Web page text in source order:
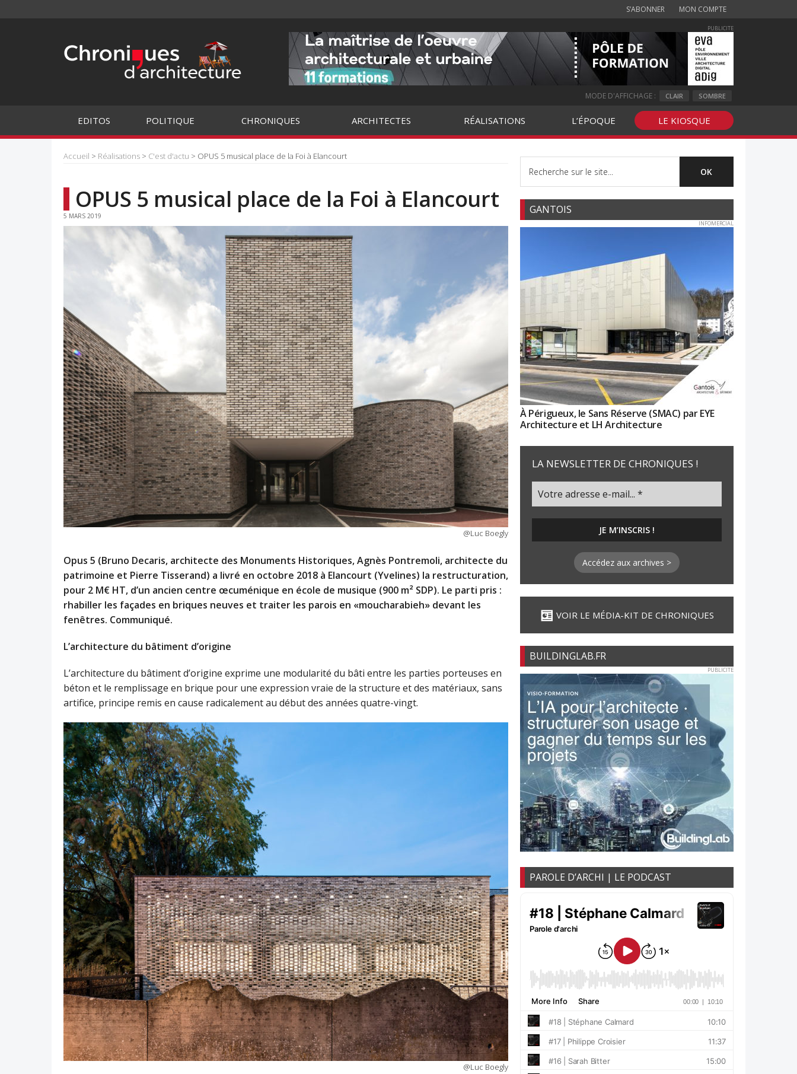
S’ABONNER MON COMPTE
PUBLICITE
MODE D'AFFICHAGE : CLAIR SOMBRE
EDITOS POLITIQUE CHRONIQUES ARCHITECTES RÉALISATIONS L’ÉPOQUE LE KIOSQUE
Accueil > Réalisations > C'est d'actu > OPUS 5 musical place de la Foi à Elancourt
OPUS 5 musical place de la Foi à Elancourt
5 MARS 2019
@Luc Boegly
Opus 5 (Bruno Decaris, architecte des Monuments Historiques, Agnès Pontremoli, architecte du
patrimoine et Pierre Tisserand) a livré en octobre 2018 à Elancourt (Yvelines) la restructuration,
pour 2 M€ HT, d’un ancien centre œcuménique en école de musique (900 m² SDP). Le parti pris :
rhabiller les façades en briques neuves et traiter les parois en «moucharabieh» devant les
fenêtres. Communiqué.
L’architecture du bâtiment d’origine
L’architecture du bâtiment d’origine exprime une modularité du bâti entre les parties porteuses en
béton et le remplissage en brique pour une expression vraie de la structure et des matériaux, sans
artifice, principe remis en cause radicalement au début des années quatre-vingt.
@Luc Boegly
GANTOIS
INFOMERCIAL
À Périgueux, le Sans Réserve (SMAC) par EYE
Architecture et LH Architecture
LA NEWSLETTER DE CHRONIQUES !
Accédez aux archives >
VOIR LE MÉDIA-KIT DE CHRONIQUES
BUILDINGLAB.FR
PUBLICITE
PAROLE D’ARCHI | LE PODCAST